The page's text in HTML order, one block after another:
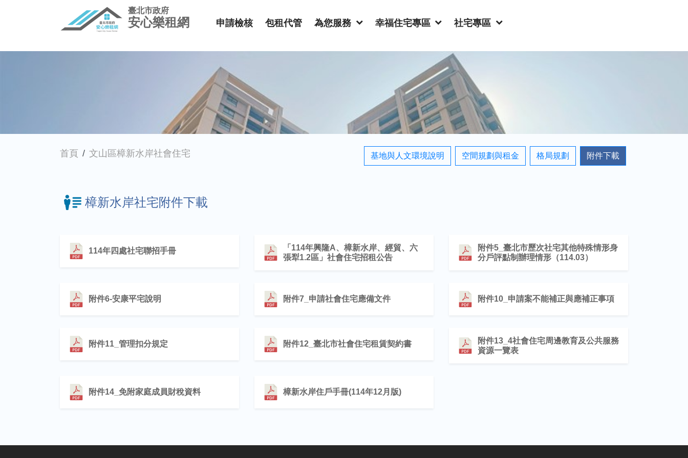
臺北市政府
安心樂租網 申請檢核 包租代管 為您服務 幸福住宅專區 社宅專區
首頁 文山區樟新水岸社會住宅 基地與人文環境說明 空間規劃與租金 格局規劃 附件下載
樟新水岸社宅附件下載
114年四處社宅聯招手冊
「114年興隆A、樟新水岸、經貿、六
張犁1.2區」社會住宅招租公告
附件5_臺北市歷次社宅其他特殊情形身
分戶評點制辦理情形（114.03）
附件6-安康平宅說明 附件7_申請社會住宅應備文件 附件10_申請案不能補正與應補正事項
附件11_管理扣分規定 附件12_臺北市社會住宅租賃契約書
附件13_4社會住宅周邊教育及公共服務
資源一覽表
附件14_免附家庭成員財稅資料 樟新水岸住戶手冊(114年12月版)